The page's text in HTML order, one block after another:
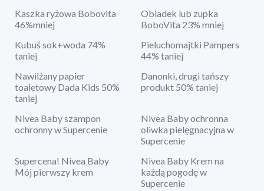
Kaszka ryżowa Bobovita
46%mniej
Obiadek lub zupka
BoboVita 23% mniej
Kubuś sok+woda 74%
taniej
Pieluchomajtki Pampers
44% taniej
Nawilżany papier
toaletowy Dada Kids 50%
taniej
Danonki, drugi tańszy
produkt 50% taniej
Nivea Baby szampon
ochronny w Supercenie
Nivea Baby ochronna
oliwka pielęgnacyjna w
Supercenie
Supercena! Nivea Baby
Mój pierwszy krem
Nivea Baby Krem na
każdą pogodę w
Supercenie